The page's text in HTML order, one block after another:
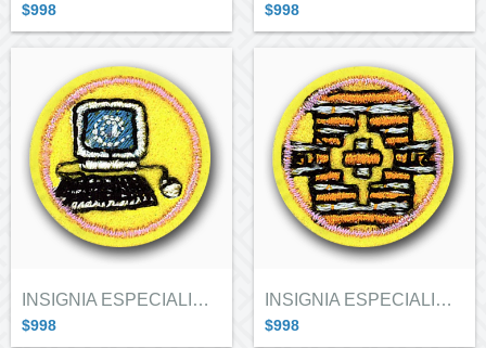
$998 $998
INSIGNIA ESPECIALIDAD ALITAS "INFOR...
$998
INSIGNIA ESPECIALIDAD ALITAS "CULTU...
$998